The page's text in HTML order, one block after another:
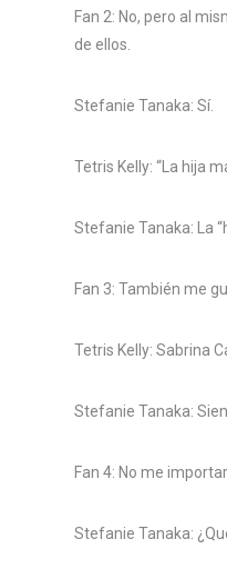
Fan 2: No, pero al
de ellos.
Stefanie Tanaka: Sí.
Tetris Kelly: “La hija
Stefanie Tanaka: La
Fan 3: También me
Tetris Kelly: Sabrina
Stefanie Tanaka:
Fan 4: No me
Stefanie Tanaka: